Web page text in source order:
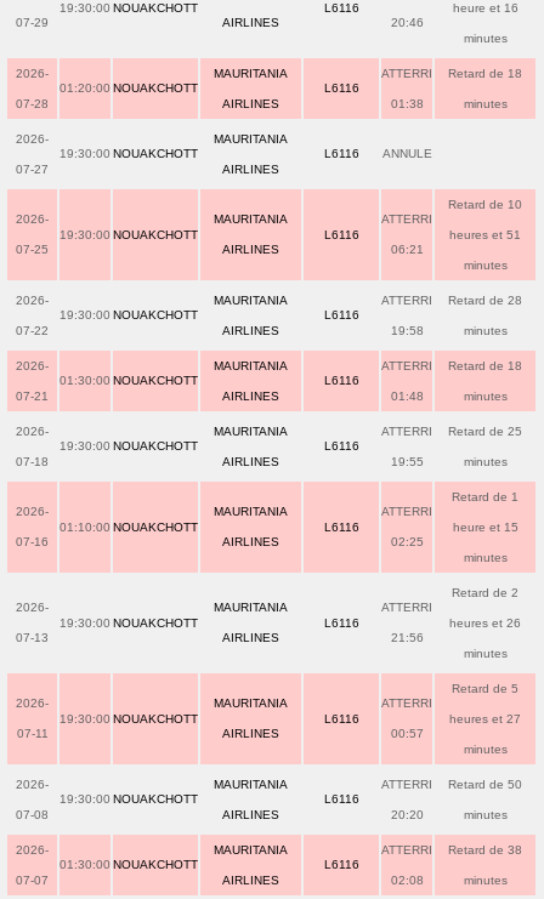
07-29
19:30:00 NOUAKCHOTT
AIRLINES
L6116
20:46
heure et 16
minutes
2026-
07-28
01:20:00 NOUAKCHOTT
MAURITANIA
AIRLINES
L6116
ATTERRI
01:38
Retard de 18
minutes
2026-
07-27
19:30:00 NOUAKCHOTT
MAURITANIA
AIRLINES
L6116 ANNULE
2026-
07-25
19:30:00 NOUAKCHOTT
MAURITANIA
AIRLINES
L6116
ATTERRI
06:21
Retard de 10
heures et 51
minutes
2026-
07-22
19:30:00 NOUAKCHOTT
MAURITANIA
AIRLINES
L6116
ATTERRI
19:58
Retard de 28
minutes
2026-
07-21
01:30:00 NOUAKCHOTT
MAURITANIA
AIRLINES
L6116
ATTERRI
01:48
Retard de 18
minutes
2026-
07-18
19:30:00 NOUAKCHOTT
MAURITANIA
AIRLINES
L6116
ATTERRI
19:55
Retard de 25
minutes
2026-
07-16
01:10:00 NOUAKCHOTT
MAURITANIA
AIRLINES
L6116
ATTERRI
02:25
Retard de 1
heure et 15
minutes
2026-
07-13
19:30:00 NOUAKCHOTT
MAURITANIA
AIRLINES
L6116
ATTERRI
21:56
Retard de 2
heures et 26
minutes
2026-
07-11
19:30:00 NOUAKCHOTT
MAURITANIA
AIRLINES
L6116
ATTERRI
00:57
Retard de 5
heures et 27
minutes
2026-
07-08
19:30:00 NOUAKCHOTT
MAURITANIA
AIRLINES
L6116
ATTERRI
20:20
Retard de 50
minutes
2026-
07-07
01:30:00 NOUAKCHOTT
MAURITANIA
AIRLINES
L6116
ATTERRI
02:08
Retard de 38
minutes